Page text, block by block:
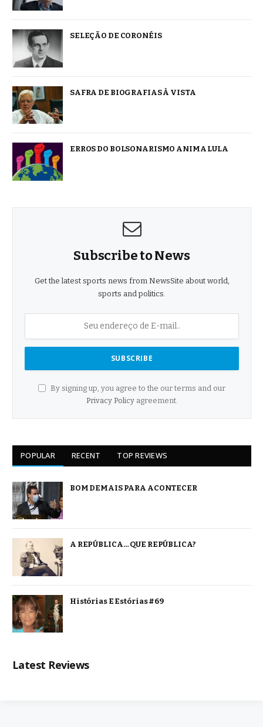
SELEÇÃO DE CORONÉIS
SAFRA DE BIOGRAFIAS À VISTA
ERROS DO BOLSONARISMO ANIMA LULA
Subscribe to News
Get the latest sports news from NewsSite about world,
sports and politics.
By signing up, you agree to the our terms and our
Privacy Policyagreement.
POPULAR RECENT TOP REVIEWS
BOM DEMAIS PARA ACONTECER
A REPÚBLICA… QUE REPÚBLICA?
Histórias E Estórias #69
Latest Reviews